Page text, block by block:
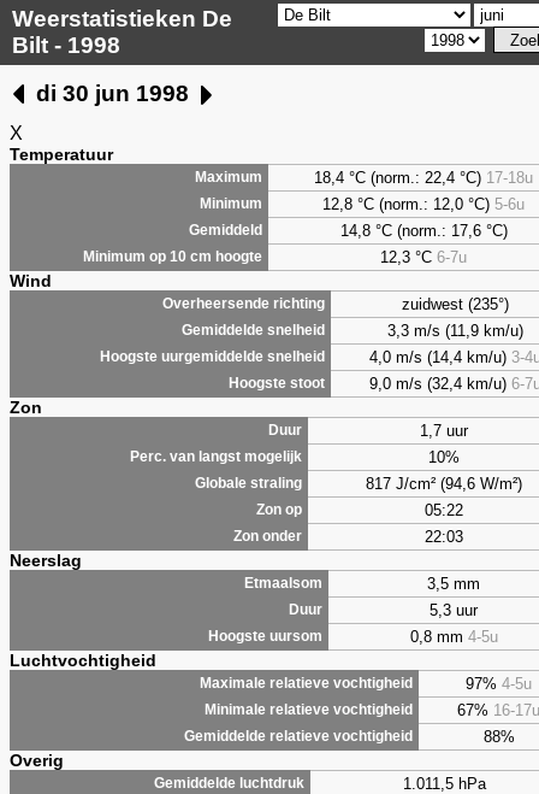
Weerstatistieken De
Bilt - 1998
di 30 jun 1998
X
Temperatuur
Maximum 18,4 °C (norm.: 22,4 °C) 17-18u
Minimum 12,8 °C (norm.: 12,0 °C) 5-6u
Gemiddeld 14,8 °C (norm.: 17,6 °C)
Minimum op 10 cm hoogte 12,3 °C 6-7u
Wind
Overheersende richting zuidwest (235°)
Gemiddelde snelheid 3,3 m/s (11,9 km/u)
Hoogste uurgemiddelde snelheid 4,0 m/s (14,4 km/u) 3-
Hoogste stoot 9,0 m/s (32,4 km/u) 6-
Zon
Duur 1,7 uur
Perc. van langst mogelijk 10%
Globale straling 817 J/cm² (94,6 W/m²)
Zon op 05:22
Zon onder 22:03
Neerslag
Etmaalsom 3,5 mm
Duur 5,3 uur
Hoogste uursom 0,8 mm 4-5u
Luchtvochtigheid
Maximale relatieve vochtigheid 97% 4-5u
Minimale relatieve vochtigheid 67% 16-17u
Gemiddelde relatieve vochtigheid 88%
Overig
Gemiddelde luchtdruk 1.011,5 hPa